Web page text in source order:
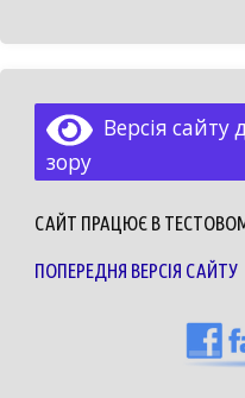
Версія сайту
зору
САЙТ ПРАЦЮЄ В
ПОПЕРЕДНЯ ВЕРСІЯ САЙТУ